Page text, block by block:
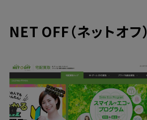
NET OFF（ネットオフ）